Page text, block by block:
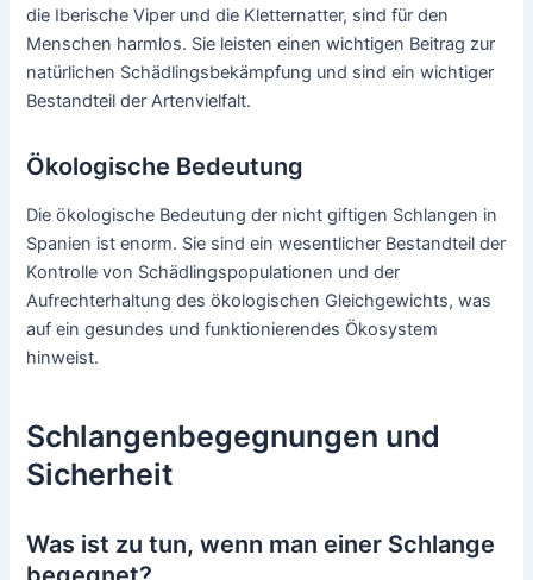
die Iberische Viper und die Kletternatter, sind für den
Menschen harmlos. Sie leisten einen wichtigen Beitrag zur
natürlichen Schädlingsbekämpfung und sind ein wichtiger
Bestandteil der Artenvielfalt.
Ökologische Bedeutung
Die ökologische Bedeutung der nicht giftigen Schlangen in
Spanien ist enorm. Sie sind ein wesentlicher Bestandteil der
Kontrolle von Schädlingspopulationen und der
Aufrechterhaltung des ökologischen Gleichgewichts, was
auf ein gesundes und funktionierendes Ökosystem
hinweist.
Schlangenbegegnungen und
Sicherheit
Was ist zu tun, wenn man einer Schlange